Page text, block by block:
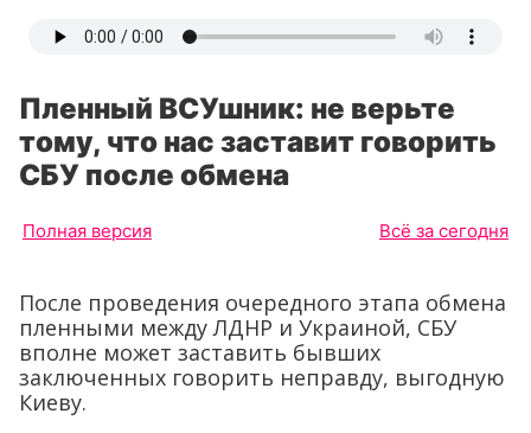
Пленный ВСУшник: не верьте
тому, что нас заставит говорить
СБУ после обмена
Полная версия Всё за сегодня
После проведения очередного этапа обмена
пленными между ЛДНР и Украиной, СБУ
вполне может заставить бывших
заключенных говорить неправду, выгодную
Киеву.